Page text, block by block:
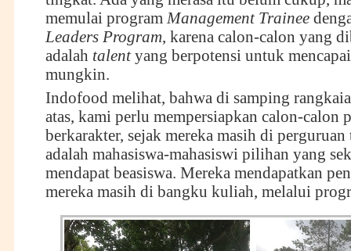
memulai program Management Trainee
Leaders Program, karena calon-calon yang
adalah talentyang berpotensi untuk
mungkin.
Indofood melihat, bahwa di samping
atas, kami perlu mempersiapkan calon-calon
berkarakter, sejak mereka masih di
adalah mahasiswa-mahasiswi pilihan yang
mendapat beasiswa. Mereka mendapatkan
mereka masih di bangku kuliah, melalui